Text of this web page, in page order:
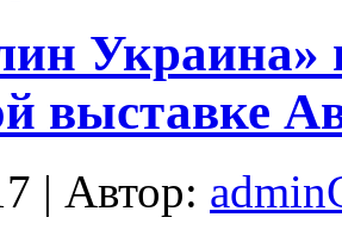
Украина»
выставке
| Автор: